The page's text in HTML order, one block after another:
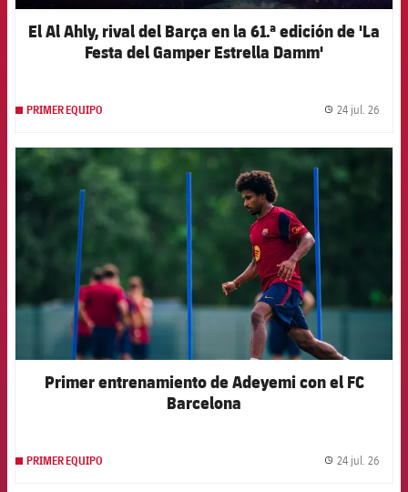
El Al Ahly, rival del Barça en la 61.ª edición de 'La
Festa del Gamper Estrella Damm'
PRIMER EQUIPO 24 jul. 26
FCB Barcelona badge
Primer entrenamiento de Adeyemi con el FC
Barcelona
PRIMER EQUIPO 24 jul. 26